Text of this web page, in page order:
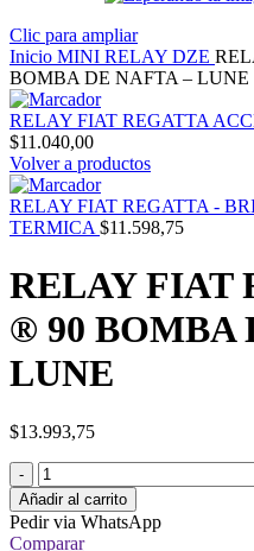
Clic para ampliar
Inicio MINI RELAY DZE
BOMBA DE NAFTA – LUNE
RELAY FIAT REGATTA
$11.040,00
Volver a productos
RELAY FIAT REGATTA -
TERMICA $11.598,75
RELAY FIAT
® 90 BOMBA
LUNE
$13.993,75
Añadir al carrito
Pedir via WhatsApp
Comparar